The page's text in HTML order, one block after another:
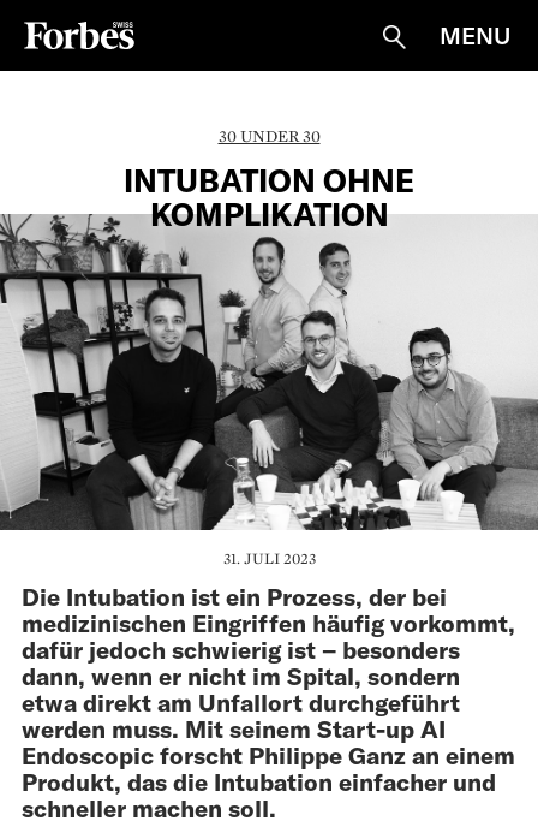
Suche
MENU
30 UNDER 30
INTUBATION OHNE
KOMPLIKATION
31. JULI 2023
Die Intubation ist ein Prozess, der bei
medizinischen Eingriffen häufig vorkommt,
dafür jedoch schwierig ist – besonders
dann, wenn er nicht im Spital, sondern
etwa direkt am Unfallort durchgeführt
werden muss. Mit seinem Start-up AI
Endoscopic forscht Philippe Ganz an einem
Produkt, das die Intubation einfacher und
schneller machen soll.